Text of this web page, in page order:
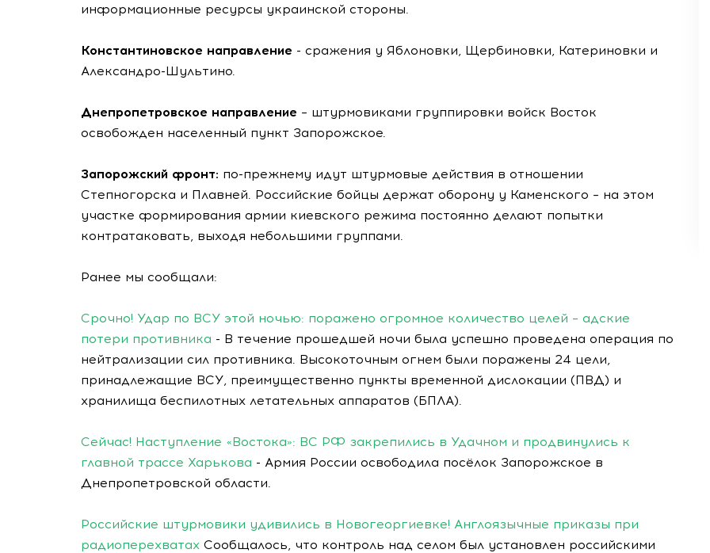
информационные ресурсы украинской стороны.
Константиновское направление - сражения у Яблоновки, Щербиновки, Катериновки и
Александро-Шультино.
Днепропетровское направление – штурмовиками группировки войск Восток
освобожден населенный пункт Запорожское.
Запорожский фронт: по-прежнему идут штурмовые действия в отношении
Степногорска и Плавней. Российские бойцы держат оборону у Каменского – на этом
участке формирования армии киевского режима постоянно делают попытки
контратаковать, выходя небольшими группами.
Ранее мы сообщали:
Срочно! Удар по ВСУ этой ночью: поражено огромное количество целей – адские
потери противника - В течение прошедшей ночи была успешно проведена операция по
нейтрализации сил противника. Высокоточным огнем были поражены 24 цели,
принадлежащие ВСУ, преимущественно пункты временной дислокации (ПВД) и
хранилища беспилотных летательных аппаратов (БПЛА).
Сейчас! Наступление «Востока»: ВС РФ закрепились в Удачном и продвинулись к
главной трассе Харькова - Армия России освободила посёлок Запорожское в
Днепропетровской области.
Российские штурмовики удивились в Новогеоргиевке! Англоязычные приказы при
радиоперехватах Сообщалось, что контроль над селом был установлен российскими